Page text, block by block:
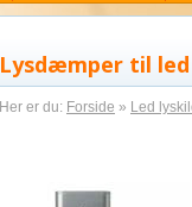
Lysdæmper til
Her er du: Forside » Led